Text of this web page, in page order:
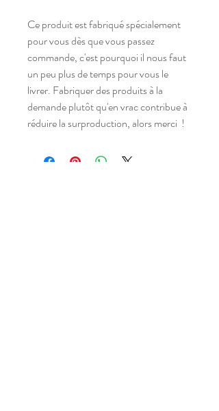
Ce produit est fabriqué spécialement
pour vous dès que vous passez
commande, c'est pourquoi il nous faut
un peu plus de temps pour vous le
livrer. Fabriquer des produits à la
demande plutôt qu'en vrac contribue à
réduire la surproduction, alors merci  !